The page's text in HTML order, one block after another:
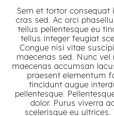
Sem et tortor consequat
cras sed. Ac orci
tellus pellentesque eu
tellus integer feugiat
Congue nisi vitae
maecenas sed. Nunc
maecenas accumsan
praesent elementum
tincidunt augue
pellentesque.
dolor. Purus viverra
scelerisque eu